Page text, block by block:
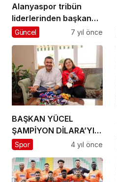
Alanyaspor tribün
liderlerinden başkan
Şahin’e teşekkür
Güncel 7 yıl önce
BAŞKAN YÜCEL
ŞAMPİYON DİLARA’YI
EVİNDE ZİYARET ETTİ
Spor 4 yıl önce